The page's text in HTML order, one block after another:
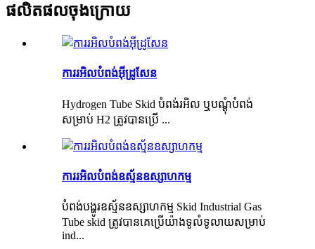
ផលិតផលចុងក្រោយ
ការរអិលបំពង់អ៊ីដ្រូសែន
Hydrogen Tube Skid បំពង់រអិល ឬបណ្តុំបំពង់
សម្រាប់ H2 ត្រូវបានប្រើ ...
ការរអិលបំពង់ឧស្ម័នឧស្សាហកម្ម
បំពង់បង្ហូរឧស្ម័នឧស្សាហកម្ម Skid Industrial Gas
Tube skid ត្រូវបានគេប្រើយ៉ាងទូលំទូលាយសម្រាប់
ind...